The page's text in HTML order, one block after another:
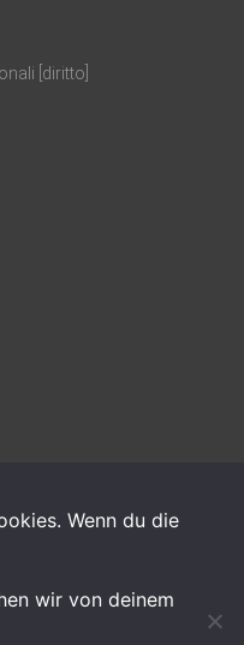
[diritto]
Wenn du die
wir von deinem